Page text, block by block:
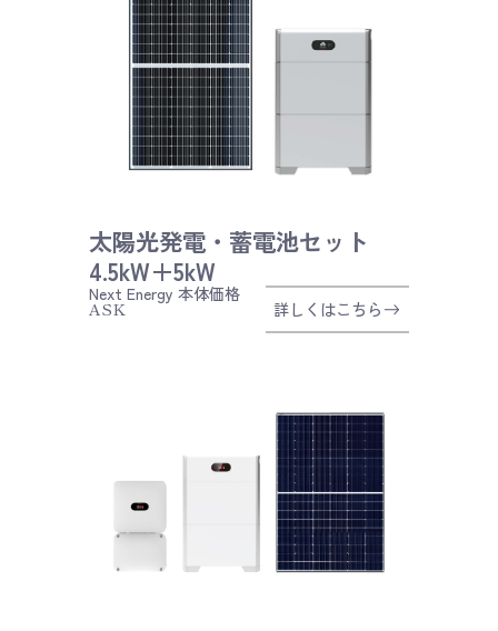
太陽光発電・蓄電池セット
4.5kW＋5kW
Next Energy 本体価格
ASK 詳しくはこちら